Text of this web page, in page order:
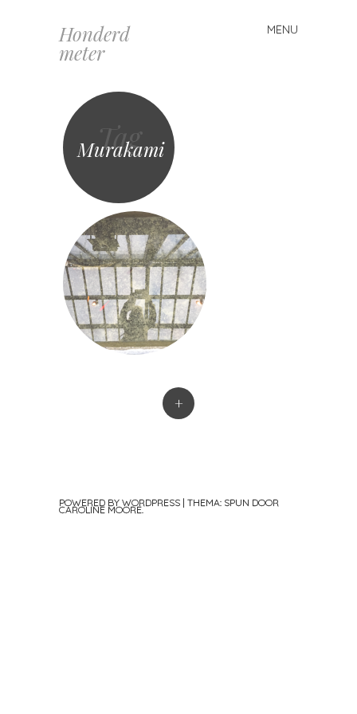
Honderd
meter
MENU
Spring
naar
Tag
Murakami
+
POWERED BY WORDPRESS | THEMA: SPUN DOOR
CAROLINE MOORE